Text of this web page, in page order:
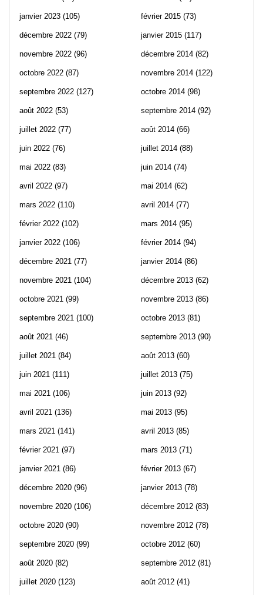
janvier 2023 (105)
décembre 2022 (79)
novembre 2022 (96)
octobre 2022 (87)
septembre 2022 (127)
août 2022 (53)
juillet 2022 (77)
juin 2022 (76)
mai 2022 (83)
avril 2022 (97)
mars 2022 (110)
février 2022 (102)
janvier 2022 (106)
décembre 2021 (77)
novembre 2021 (104)
octobre 2021 (99)
septembre 2021 (100)
août 2021 (46)
juillet 2021 (84)
juin 2021 (111)
mai 2021 (106)
avril 2021 (136)
mars 2021 (141)
février 2021 (97)
janvier 2021 (86)
décembre 2020 (96)
novembre 2020 (106)
octobre 2020 (90)
septembre 2020 (99)
août 2020 (82)
juillet 2020 (123)
février 2015 (73)
janvier 2015 (117)
décembre 2014 (82)
novembre 2014 (122)
octobre 2014 (98)
septembre 2014 (92)
août 2014 (66)
juillet 2014 (88)
juin 2014 (74)
mai 2014 (62)
avril 2014 (77)
mars 2014 (95)
février 2014 (94)
janvier 2014 (86)
décembre 2013 (62)
novembre 2013 (86)
octobre 2013 (81)
septembre 2013 (90)
août 2013 (60)
juillet 2013 (75)
juin 2013 (92)
mai 2013 (95)
avril 2013 (85)
mars 2013 (71)
février 2013 (67)
janvier 2013 (78)
décembre 2012 (83)
novembre 2012 (78)
octobre 2012 (60)
septembre 2012 (81)
août 2012 (41)